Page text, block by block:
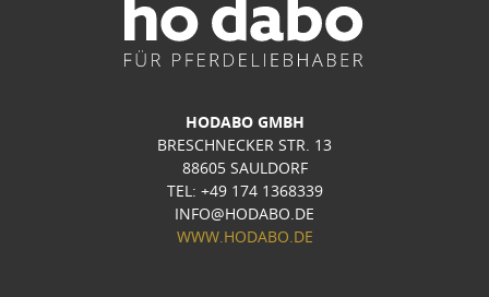
HODABO GMBH
BRESCHNECKER STR. 13
88605 SAULDORF
TEL: +49 174 1368339
INFO@HODABO.DE
WWW.HODABO.DE